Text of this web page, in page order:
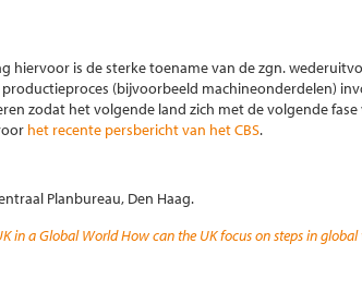
hiervoor is de sterke toename van de zgn.
(bijvoorbeeld machineonderdelen)
zodat het volgende land zich met de volgende
het recente persbericht van het CBS.
Planbureau, Den Haag.
in a Global World How can the UK focus on steps in